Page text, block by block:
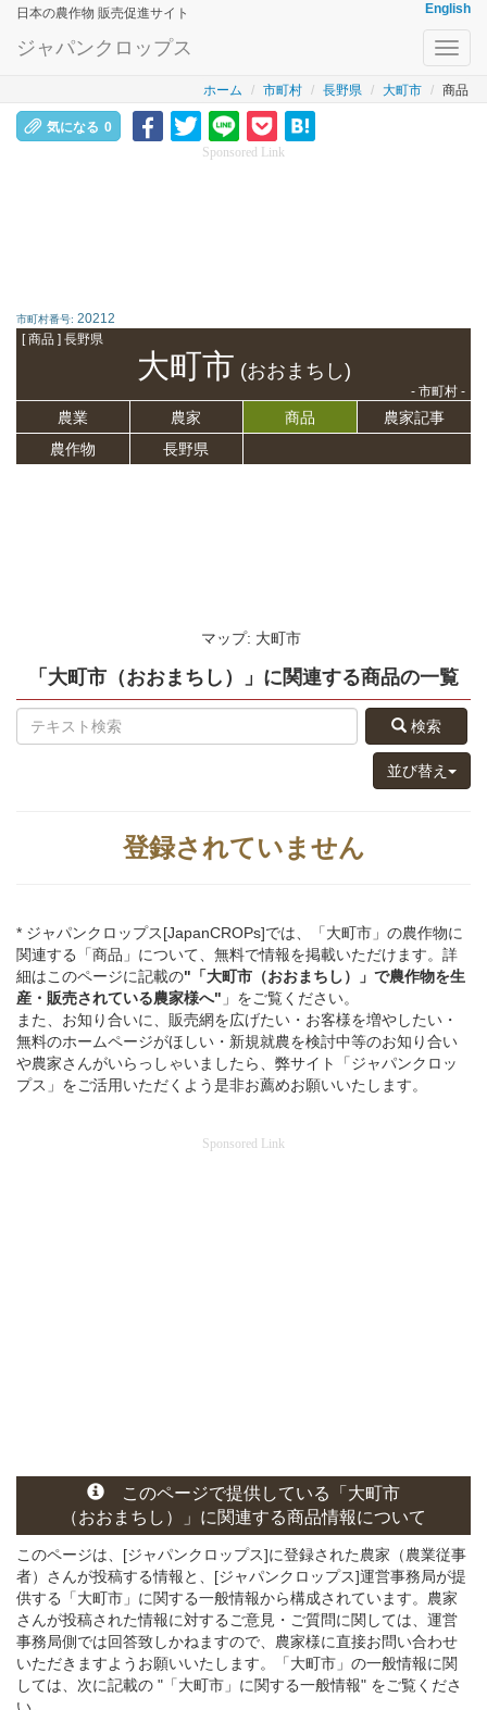
日本の農作物 販売促進サイト English
ジャパンクロップス
ホーム 市町村 長野県 大町市 商品
気になる 0
Sponsored Link
市町村番号: 20212
[ 商品 ] 長野県
大町市 (おおまちし)
- 市町村 -
農業 農家 商品
農家記事
農作物
長野県
マップ: 大町市
「大町市（おおまちし）」 に関連する商品の一覧
検索
並び替え
登録されていません
* ジャパンクロップス[JapanCROPs]では、「大町市」の農作物に
関連する「商品」について、無料で情報を掲載いただけます。詳
細はこのページに記載の"「大町市（おおまちし）」 で農作物を生
産・販売されている農家様へ" 」をご覧ください。
また、お知り合いに、販売網を広げたい・お客様を増やしたい・
無料のホームページがほしい・新規就農を検討中等のお知り合い
や農家さんがいらっしゃいましたら、弊サイト「ジャパンクロッ
プス」をご活用いただくよう是非お薦めお願いいたします。
Sponsored Link
このページで提供している
「大町市
（おおまちし）」 に関連する商品情報について
このページは、[ジャパンクロップス]に登録された農家（農業従事
者）さんが投稿する情報と、[ジャパンクロップス]運営事務局が提
供する「大町市」に関する一般情報から構成されています。農家
さんが投稿された情報に対するご意見・ご質問に関しては、運営
事務局側では回答致しかねますので、農家様に直接お問い合わせ
いただきますようお願いいたします。「大町市」の一般情報に関
しては、次に記載の "「大町市」に関する一般情報" をご覧くださ